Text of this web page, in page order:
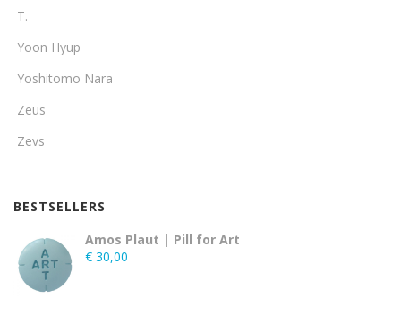
T.
Yoon Hyup
Yoshitomo Nara
Zeus
Zevs
BESTSELLERS
Amos Plaut | Pill for Art
€ 30,00